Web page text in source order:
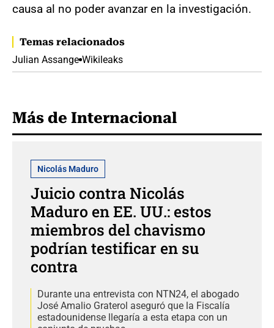
causa al no poder avanzar en la investigación.
Temas relacionados
Julian Assange Wikileaks
Más de Internacional
Nicolás Maduro
Juicio contra Nicolás
Maduro en EE. UU.: estos
miembros del chavismo
podrían testificar en su
contra
Durante una entrevista con NTN24, el abogado
José Amalio Graterol aseguró que la Fiscalía
estadounidense llegaría a esta etapa con un